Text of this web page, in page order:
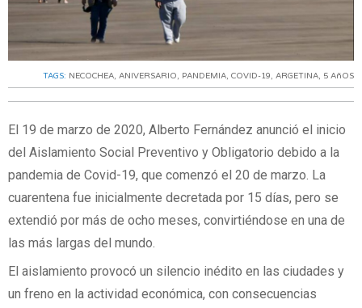
TAGS: NECOCHEA, ANIVERSARIO, PANDEMIA, COVID-19, ARGETINA, 5 AñOS
El 19 de marzo de 2020, Alberto Fernández anunció el inicio
del Aislamiento Social Preventivo y Obligatorio debido a la
pandemia de Covid-19, que comenzó el 20 de marzo. La
cuarentena fue inicialmente decretada por 15 días, pero se
extendió por más de ocho meses, convirtiéndose en una de
las más largas del mundo.
El aislamiento provocó un silencio inédito en las ciudades y
un freno en la actividad económica, con consecuencias